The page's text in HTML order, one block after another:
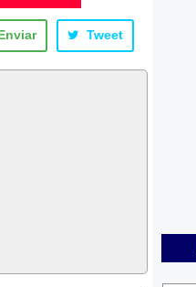
Enviar Tweet